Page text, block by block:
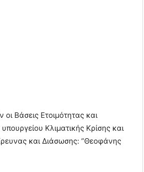
Βάσεις Ετοιμότητας και
Κλιματικής Κρίσης και
και Διάσωσης: “Θεοφάνης